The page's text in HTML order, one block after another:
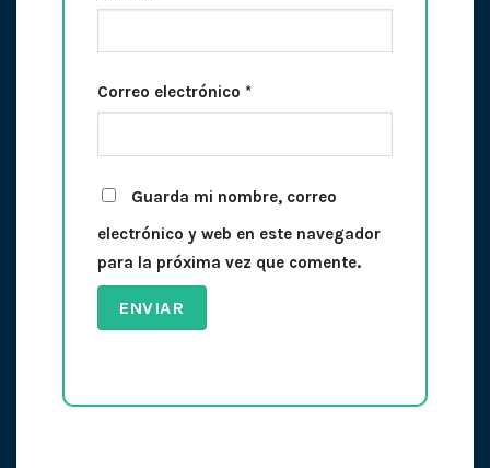
Correo electrónico *
Guarda mi nombre, correo
electrónico y web en este navegador
para la próxima vez que comente.